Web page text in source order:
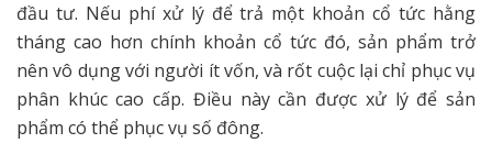
đầu tư. Nếu phí xử lý để trả một khoản cổ tức hằng
tháng cao hơn chính khoản cổ tức đó, sản phẩm trở
nên vô dụng với người ít vốn, và rốt cuộc lại chỉ phục vụ
phân khúc cao cấp. Điều này cần được xử lý để sản
phẩm có thể phục vụ số đông.